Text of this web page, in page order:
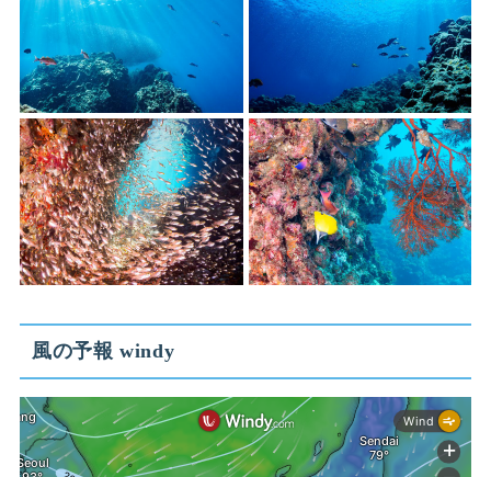
風の予報 windy